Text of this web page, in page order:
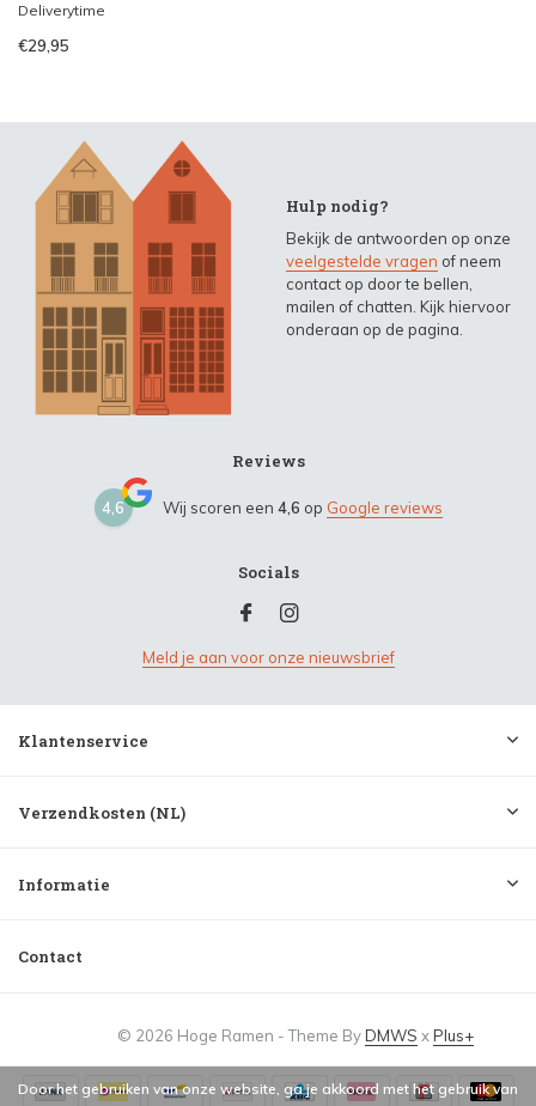
Deliverytime
€29,95
Hulp nodig?
Bekijk de antwoorden op onze
veelgestelde vragen of neem
contact op door te bellen,
mailen of chatten. Kijk hiervoor
onderaan op de pagina.
Reviews
4,6 Wij scoren een 4,6 op Google reviews
Socials
Meld je aan voor onze nieuwsbrief
Klantenservice
Verzendkosten (NL)
Informatie
Contact
© 2026 Hoge Ramen - Theme ByDMWS xPlus+
Door het gebruiken van onze website, ga je akkoord met het gebruik van